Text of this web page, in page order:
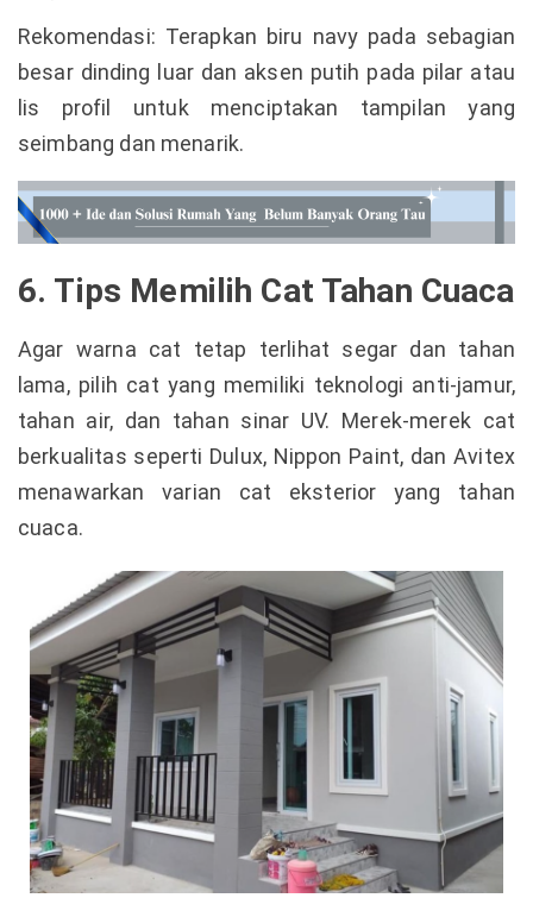
Rekomendasi: Terapkan biru navy pada sebagian
besar dinding luar dan aksen putih pada pilar atau
lis profil untuk menciptakan tampilan yang
seimbang dan menarik.
6. Tips Memilih Cat Tahan Cuaca
Agar warna cat tetap terlihat segar dan tahan
lama, pilih cat yang memiliki teknologi anti-jamur,
tahan air, dan tahan sinar UV. Merek-merek cat
berkualitas seperti Dulux, Nippon Paint, dan Avitex
menawarkan varian cat eksterior yang tahan
cuaca.